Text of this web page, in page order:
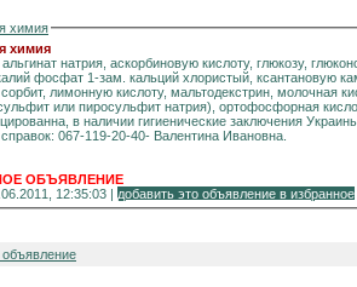
химия
химия
натрия, аскорбиновую кислоту, глюкозу,
фосфат 1-зам. кальций хлористый, ксантановую камедь, риботайд, сода пищевая, соль,
сорбит, лимонную кислоту, мальтодекстрин, молочная
или пиросульфит натрия), ортофосфорная
в наличии гигиенические заключения
067-119-20-40- Валентина Ивановна.
ОБЪЯВЛЕНИЕ
12:35:03 | добавить это объявление в избранное
объявление